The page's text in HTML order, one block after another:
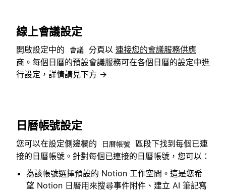
線上會議設定
開啟設定中的 會議 分頁以 連接您的會議服務供應
商 。每個日曆的預設會議服務可在各個日曆的設定中進
行設定，詳情請見下方 →
日曆帳號設定
您可以在設定側邊欄的 日曆帳號
區段下找到每個已連
接的日曆帳號。針對每個已連接的日曆帳號，您可以：
為該帳號選擇預設的 Notion 工作空間。這是您希
望 Notion 日曆用來搜尋事件附件、建立 AI 筆記寫